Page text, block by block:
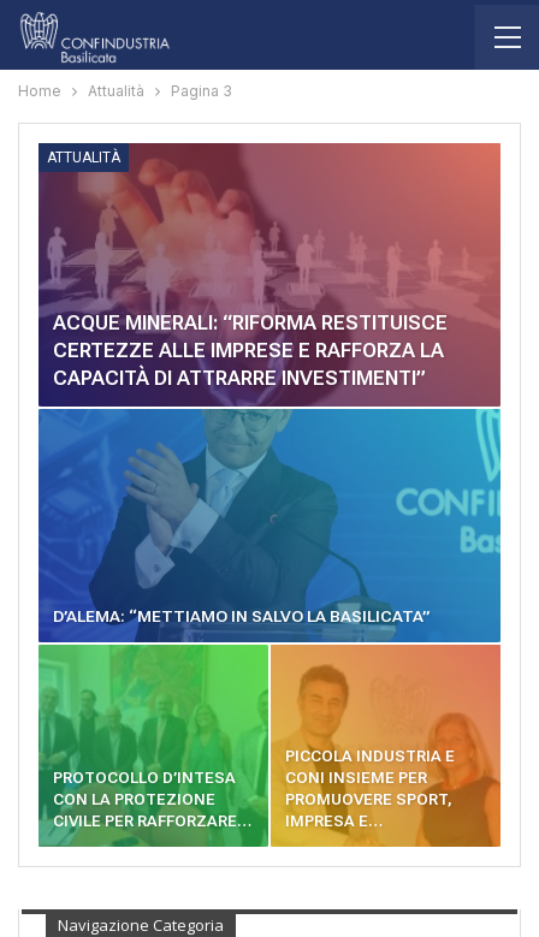
Home Attualità Pagina 3
ATTUALITÀ
ACQUE MINERALI: “RIFORMA RESTITUISCE
CERTEZZE ALLE IMPRESE E RAFFORZA LA
CAPACITÀ DI ATTRARRE INVESTIMENTI”
D’ALEMA: “METTIAMO IN SALVO LA BASILICATA”
PROTOCOLLO D’INTESA
CON LA PROTEZIONE
CIVILE PER RAFFORZARE…
PICCOLA INDUSTRIA E
CONI INSIEME PER
PROMUOVERE SPORT,
IMPRESA E…
Navigazione Categoria